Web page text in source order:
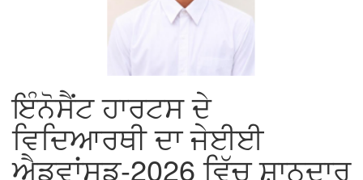
ਇੰਨੋਸੈਂਟ ਹਾਰਟਸ ਦੇ
ਵਿਦਿਆਰਥੀ ਦਾ ਜੇਈਈ
ਐਡਵਾਂਸਡ-2026 ਵਿੱਚ ਸ਼ਾਨਦਾਰ